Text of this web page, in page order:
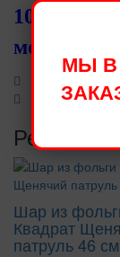
10 - 15 см.
меньше
Шар из
Квадрат
патруль 46
МЫ В